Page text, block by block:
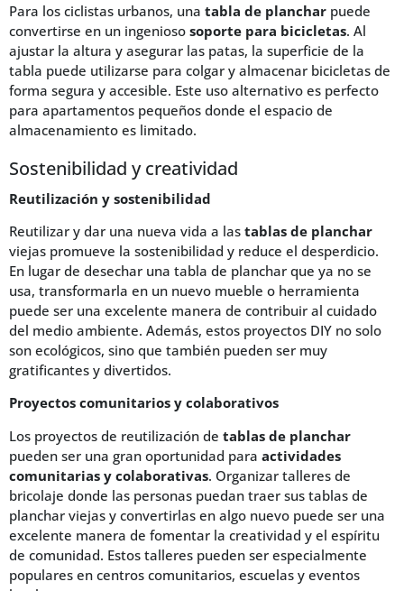
Para los ciclistas urbanos, una tabla de planchar puede
convertirse en un ingenioso soporte para bicicletas. Al
ajustar la altura y asegurar las patas, la superficie de la
tabla puede utilizarse para colgar y almacenar bicicletas de
forma segura y accesible. Este uso alternativo es perfecto
para apartamentos pequeños donde el espacio de
almacenamiento es limitado.
Sostenibilidad y creatividad
Reutilización y sostenibilidad
Reutilizar y dar una nueva vida a las tablas de planchar
viejas promueve la sostenibilidad y reduce el desperdicio.
En lugar de desechar una tabla de planchar que ya no se
usa, transformarla en un nuevo mueble o herramienta
puede ser una excelente manera de contribuir al cuidado
del medio ambiente. Además, estos proyectos DIY no solo
son ecológicos, sino que también pueden ser muy
gratificantes y divertidos.
Proyectos comunitarios y colaborativos
Los proyectos de reutilización de tablas de planchar
pueden ser una gran oportunidad para actividades
comunitarias y colaborativas. Organizar talleres de
bricolaje donde las personas puedan traer sus tablas de
planchar viejas y convertirlas en algo nuevo puede ser una
excelente manera de fomentar la creatividad y el espíritu
de comunidad. Estos talleres pueden ser especialmente
populares en centros comunitarios, escuelas y eventos